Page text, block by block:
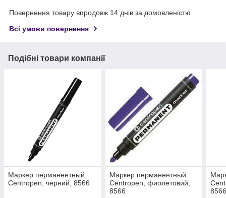
Повернення товару впродовж 14 днів за домовленістю
Всі умови повернення
Подібні товари компанії
Маркер перманентный
Centropen, черний, 8566
Маркер перманентный
Centropen, фиолетовий,
8566